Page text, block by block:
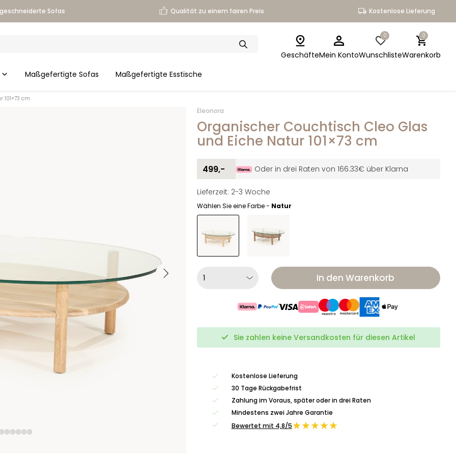
Sofas Qualität zu einem fairen Preis Kostenlose Lieferung
Maßgefertigte Sofas Maßgefertigte Esstische
GeschäfteMein Konto
0
Wunschliste
0
Warenkorb
cm
Eleonora
Organischer Couchtisch Cleo Glas
und Eiche Natur 101×73 cm
499,- Oder in drei Raten von 166.33€ über Klarna
Lieferzeit: 2-3 Woche
Wählen Sie eine Farbe - Natur
In den Warenkorb
Sie zahlen keine Versandkosten für diesen Artikel
Kostenlose Lieferung
30 Tage Rückgabefrist
Zahlung im Voraus, später oder in drei Raten
Mindestens zwei Jahre Garantie
Bewertet mit 4,8/5★★★★★